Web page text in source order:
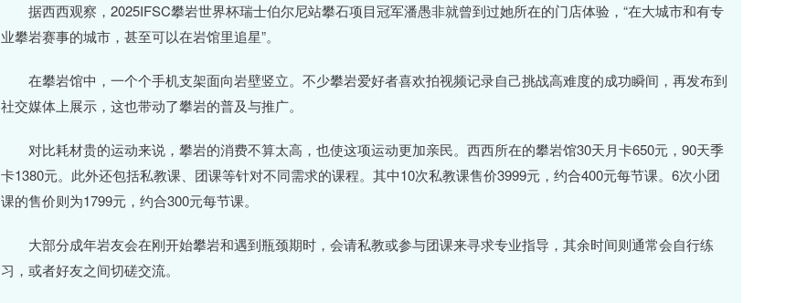
据西西观察，2025IFSC攀岩世界杯瑞士伯尔尼站攀石项目冠军潘愚非就曾到过她所在的门店体验，“在大城市和有专
业攀岩赛事的城市，甚至可以在岩馆里追星”。
在攀岩馆中，一个个手机支架面向岩壁竖立。不少攀岩爱好者喜欢拍视频记录自己挑战高难度的成功瞬间，再发布到
社交媒体上展示，这也带动了攀岩的普及与推广。
对比耗材贵的运动来说，攀岩的消费不算太高，也使这项运动更加亲民。西西所在的攀岩馆30天月卡650元，90天季
卡1380元。此外还包括私教课、团课等针对不同需求的课程。其中10次私教课售价3999元，约合400元每节课。6次小团
课的售价则为1799元，约合300元每节课。
大部分成年岩友会在刚开始攀岩和遇到瓶颈期时，会请私教或参与团课来寻求专业指导，其余时间则通常会自行练
习，或者好友之间切磋交流。